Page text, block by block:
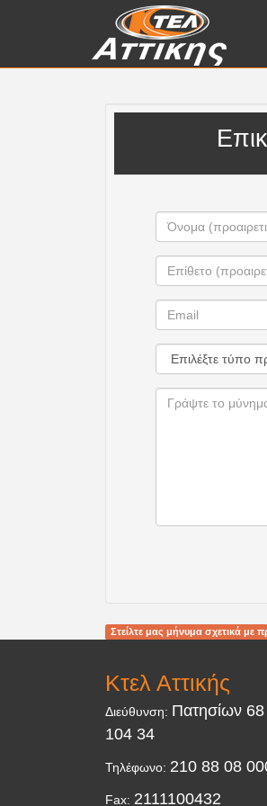
Στείλτε μας μήνυμα σχετικά με
Κτελ Αττικής
Διεύθυνση: Πατησίων
104 34
Τηλέφωνο: 210 88 08
Fax: 2111100432